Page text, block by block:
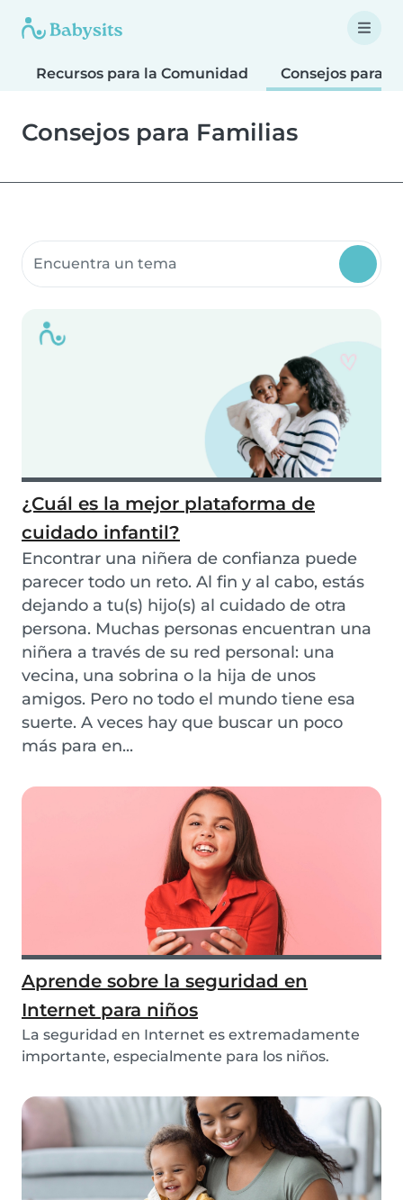
Recursos para la Comunidad Consejos para
Consejos para Familias
Buscar recursos para la comunidad
¿Cuál es la mejor plataforma de
cuidado infantil?
Encontrar una niñera de confianza puede
parecer todo un reto. Al fin y al cabo, estás
dejando a tu(s) hijo(s) al cuidado de otra
persona. Muchas personas encuentran una
niñera a través de su red personal: una
vecina, una sobrina o la hija de unos
amigos. Pero no todo el mundo tiene esa
suerte. A veces hay que buscar un poco
más para en...
Aprende sobre la seguridad en
Internet para niños
La seguridad en Internet es extremadamente
importante, especialmente para los niños.